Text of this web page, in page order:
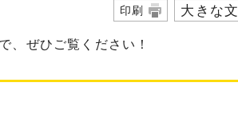
印刷 大きな
、ぜひご覧ください！